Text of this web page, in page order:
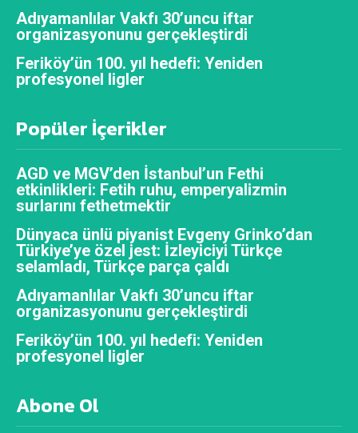
Adıyamanlılar Vakfı 30’uncu iftar
organizasyonunu gerçekleştirdi
Feriköy’ün 100. yıl hedefi: Yeniden
profesyonel ligler
Popüler İçerikler
AGD ve MGV’den İstanbul’un Fethi
etkinlikleri: Fetih ruhu, emperyalizmin
surlarını fethetmektir
Dünyaca ünlü piyanist Evgeny Grinko’dan
Türkiye’ye özel jest: İzleyiciyi Türkçe
selamladı, Türkçe parça çaldı
Adıyamanlılar Vakfı 30’uncu iftar
organizasyonunu gerçekleştirdi
Feriköy’ün 100. yıl hedefi: Yeniden
profesyonel ligler
Abone Ol